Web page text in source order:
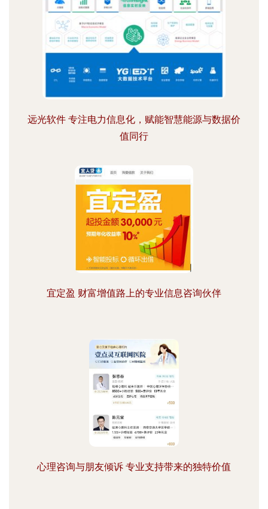
远光软件 专注电力信息化，赋能智慧能源与数据价
值同行
宜定盈 财富增值路上的专业信息咨询伙伴
心理咨询与朋友倾诉 专业支持带来的独特价值